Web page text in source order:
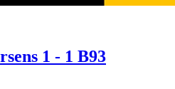
1 - 1 B93